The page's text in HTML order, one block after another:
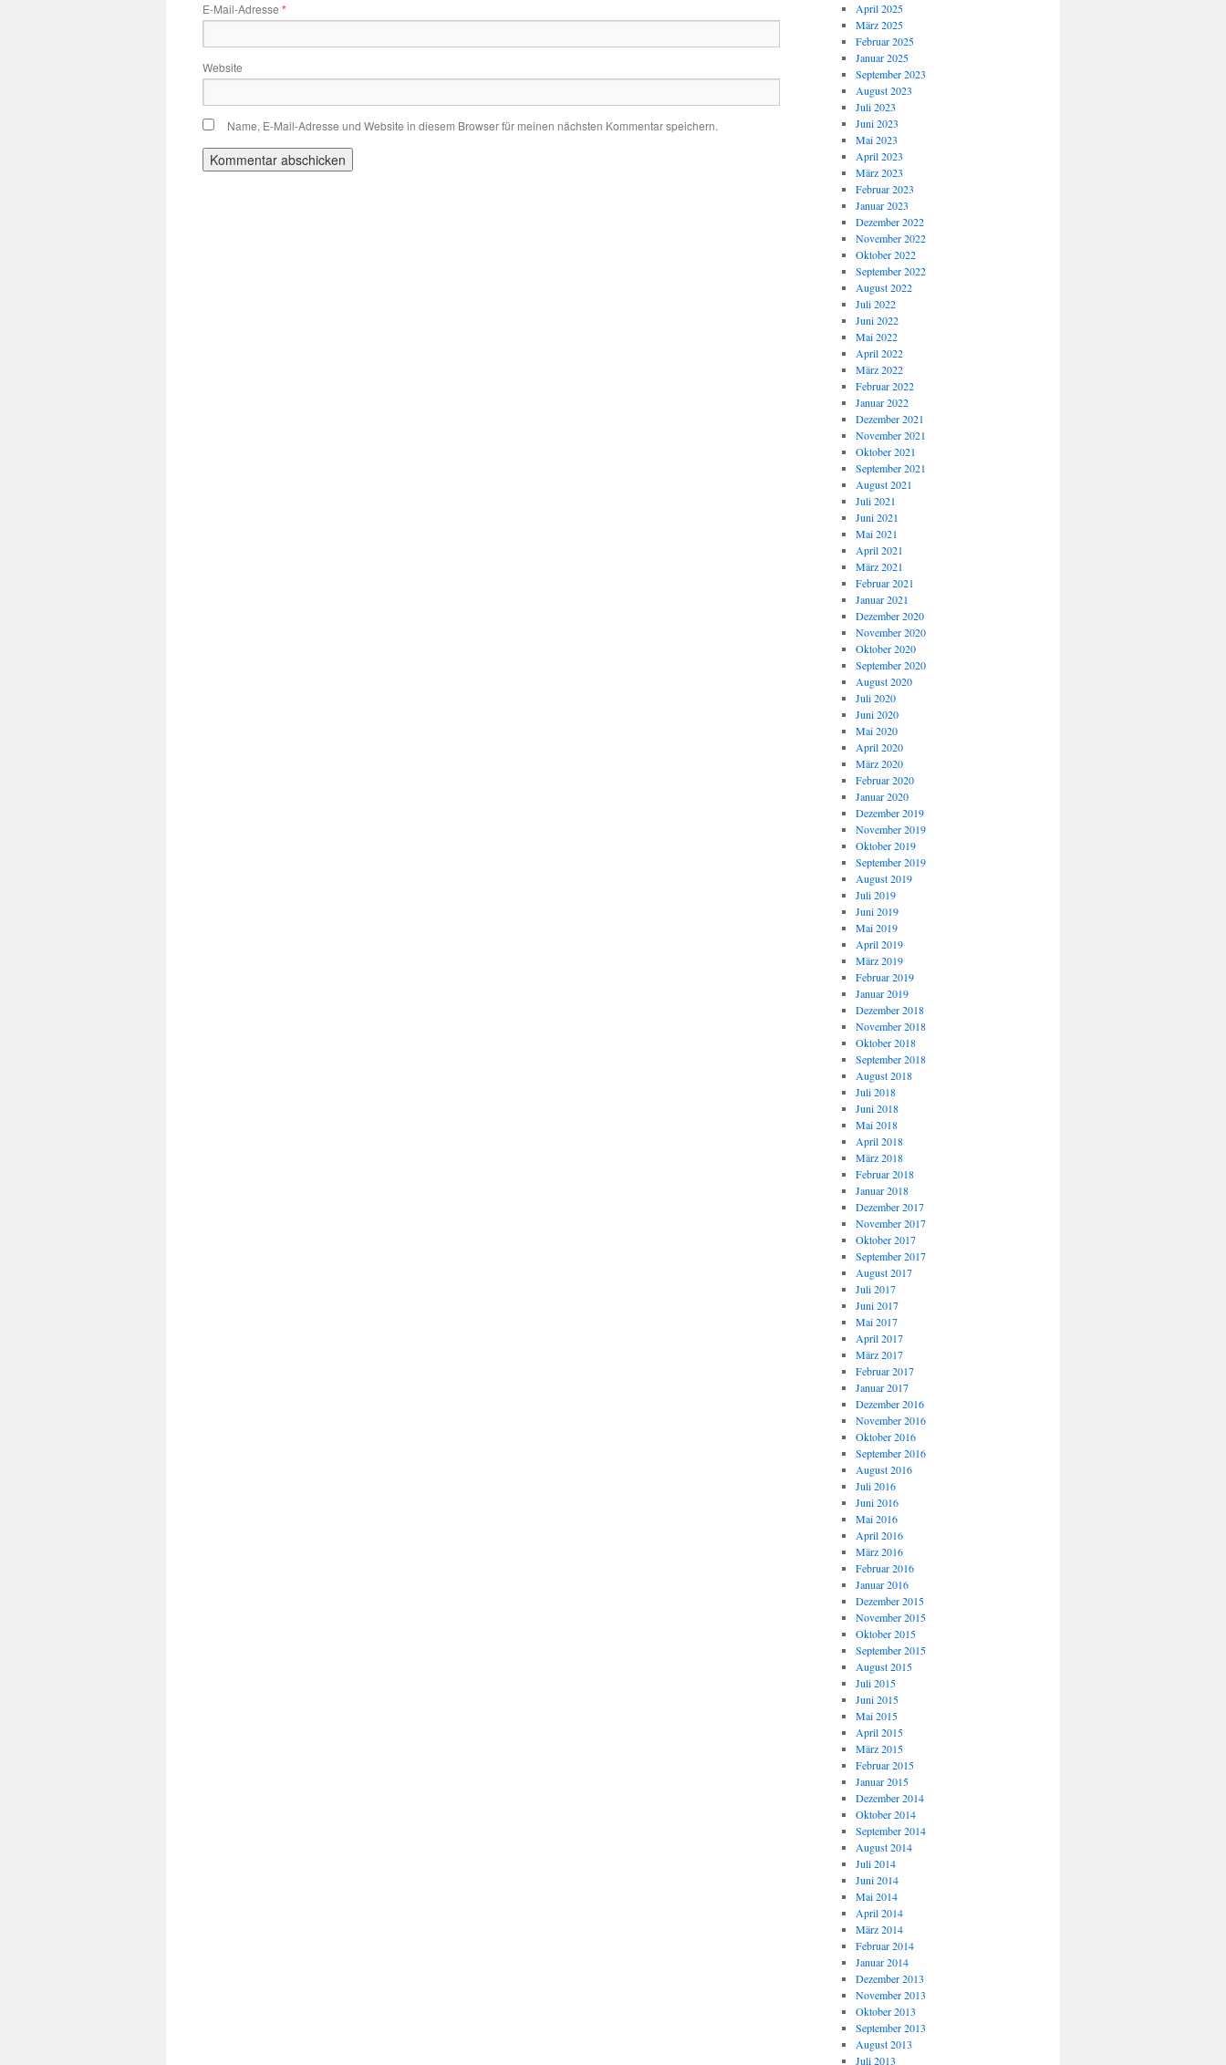
E-Mail-Adresse *
Website
Name, E-Mail-Adresse und Website in diesem Browser für meinen nächsten Kommentar speichern.
April 2025
März 2025
Februar 2025
Januar 2025
September 2023
August 2023
Juli 2023
Juni 2023
Mai 2023
April 2023
März 2023
Februar 2023
Januar 2023
Dezember 2022
November 2022
Oktober 2022
September 2022
August 2022
Juli 2022
Juni 2022
Mai 2022
April 2022
März 2022
Februar 2022
Januar 2022
Dezember 2021
November 2021
Oktober 2021
September 2021
August 2021
Juli 2021
Juni 2021
Mai 2021
April 2021
März 2021
Februar 2021
Januar 2021
Dezember 2020
November 2020
Oktober 2020
September 2020
August 2020
Juli 2020
Juni 2020
Mai 2020
April 2020
März 2020
Februar 2020
Januar 2020
Dezember 2019
November 2019
Oktober 2019
September 2019
August 2019
Juli 2019
Juni 2019
Mai 2019
April 2019
März 2019
Februar 2019
Januar 2019
Dezember 2018
November 2018
Oktober 2018
September 2018
August 2018
Juli 2018
Juni 2018
Mai 2018
April 2018
März 2018
Februar 2018
Januar 2018
Dezember 2017
November 2017
Oktober 2017
September 2017
August 2017
Juli 2017
Juni 2017
Mai 2017
April 2017
März 2017
Februar 2017
Januar 2017
Dezember 2016
November 2016
Oktober 2016
September 2016
August 2016
Juli 2016
Juni 2016
Mai 2016
April 2016
März 2016
Februar 2016
Januar 2016
Dezember 2015
November 2015
Oktober 2015
September 2015
August 2015
Juli 2015
Juni 2015
Mai 2015
April 2015
März 2015
Februar 2015
Januar 2015
Dezember 2014
Oktober 2014
September 2014
August 2014
Juli 2014
Juni 2014
Mai 2014
April 2014
März 2014
Februar 2014
Januar 2014
Dezember 2013
November 2013
Oktober 2013
September 2013
August 2013
Juli 2013